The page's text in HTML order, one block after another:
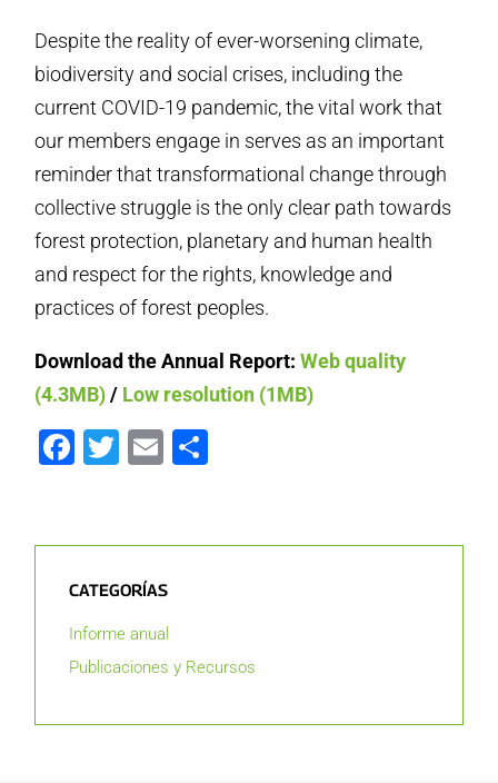
Despite the reality of ever-worsening climate,
biodiversity and social crises, including the
current COVID-19 pandemic, the vital work that
our members engage in serves as an important
reminder that transformational change through
collective struggle is the only clear path towards
forest protection, planetary and human health
and respect for the rights, knowledge and
practices of forest peoples.
Download the Annual Report:Web quality
(4.3MB)/ Low resolution (1MB)
Facebook
Twitter
Email
CATEGORÍAS
Informe anual
Publicaciones y Recursos